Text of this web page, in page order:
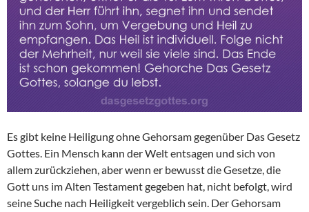
Es gibt keine Heiligung ohne Gehorsam gegenüber Das Gesetz
Gottes. Ein Mensch kann der Welt entsagen und sich von
allem zurückziehen, aber wenn er bewusst die Gesetze, die
Gott uns im Alten Testament gegeben hat, nicht befolgt, wird
seine Suche nach Heiligkeit vergeblich sein. Der Gehorsam